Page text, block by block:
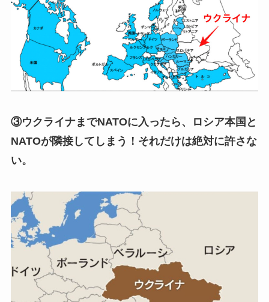
③ウクライナまでNATOに入ったら、ロシア本国と
NATOが隣接してしまう！それだけは絶対に許さな
い。